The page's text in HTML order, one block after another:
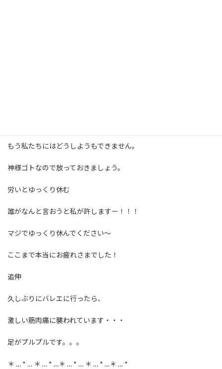
もう私たちにはどうしようもできません。
神様ゴトなので放っておきましょう。
労いとゆっくり休む
誰がなんと言おうと私が許しますー！！！
マジでゆっくり休んでください〜
ここまで本当にお疲れさまでした！
追伸
久しぶりにバレエに行ったら、
激しい筋肉痛に襲われています・・・
足がプルプルです。。。
＊ … * … ＊ … * …＊ … * … ＊ … * …＊ … *